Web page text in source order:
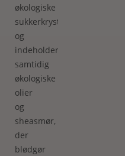
økologiske
sukkerkrystaller
og
indeholder
samtidig
økologiske
olier
og
sheasmør,
der
blødgør